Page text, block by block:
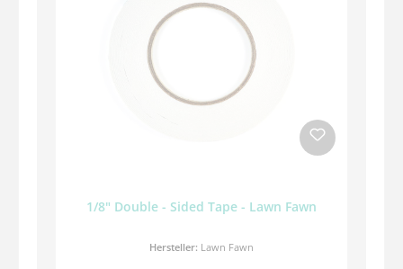
1/8" Double - Sided Tape - Lawn Fawn
Hersteller: Lawn Fawn